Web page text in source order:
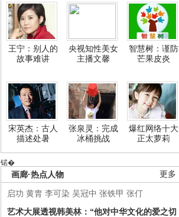
王宁：别人的
故事难讲
央视知性美女
主播文馨
智慧树：谨防
芒果皮炎
宋英杰：古人
描述处暑
张泉灵：完成
冰桶挑战
爆红网络十大
正太萝莉
锘�
更多
画廊·热点人物
启功 黄胄 李可染 吴冠中 张铁甲 张仃
艺术大展透视韩美林：“他对中华文化的爱之切